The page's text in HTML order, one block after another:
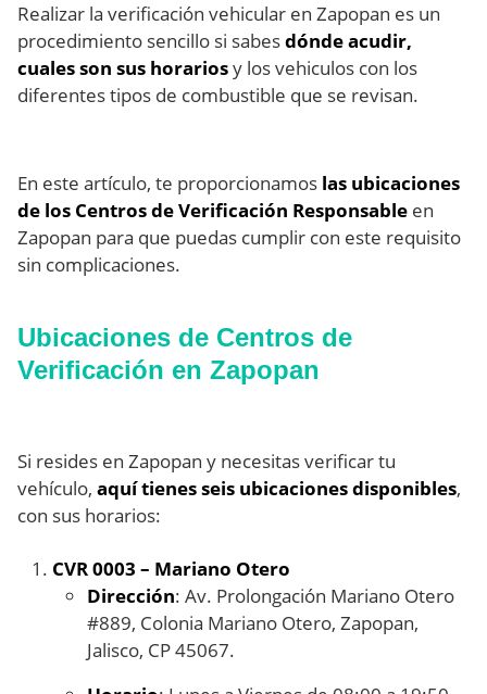
Realizar la verificación vehicular en Zapopan es un
procedimiento sencillo si sabesdónde acudir,
cuales son sus horariosy los vehiculos con los
diferentes tipos de combustible que se revisan.
En este artículo, te proporcionamos las ubicaciones
de los Centros de Verificación Responsable en
Zapopan para que puedas cumplir con este requisito
sin complicaciones.
Ubicaciones de Centros de
Verificación en Zapopan
Si resides en Zapopan y necesitas verificar tu
vehículo, aquí tienes seis ubicaciones disponibles,
con sus horarios:
CVR 0003 – Mariano Otero
Dirección: Av. Prolongación Mariano Otero
#889, Colonia Mariano Otero, Zapopan,
Jalisco, CP 45067.